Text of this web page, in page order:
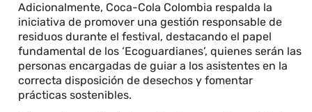
Adicionalmente, Coca-Cola Colombia respalda la
iniciativa de promover una gestión responsable de
residuos durante el festival, destacando el papel
fundamental de los ‘Ecoguardianes’, quienes serán las
personas encargadas de guiar a los asistentes en la
correcta disposición de desechos y fomentar
prácticas sostenibles.